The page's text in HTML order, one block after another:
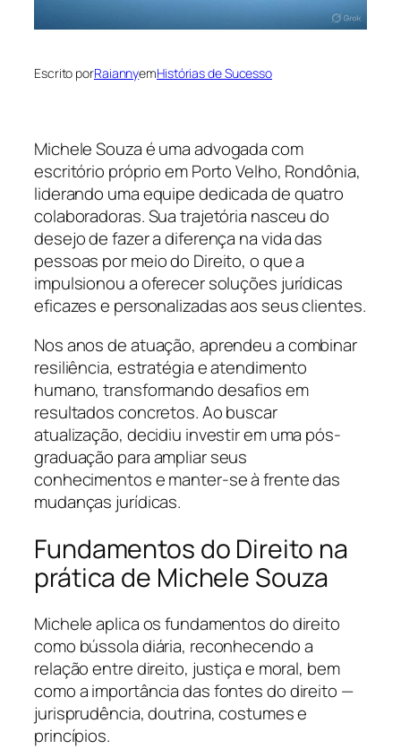
Escrito porRaiannyemHistórias de Sucesso
Michele Souza é uma advogada com
escritório próprio em Porto Velho, Rondônia,
liderando uma equipe dedicada de quatro
colaboradoras. Sua trajetória nasceu do
desejo de fazer a diferença na vida das
pessoas por meio do Direito, o que a
impulsionou a oferecer soluções jurídicas
eficazes e personalizadas aos seus clientes.
Nos anos de atuação, aprendeu a combinar
resiliência, estratégia e atendimento
humano, transformando desafios em
resultados concretos. Ao buscar
atualização, decidiu investir em uma pós-
graduação para ampliar seus
conhecimentos e manter-se à frente das
mudanças jurídicas.
Fundamentos do Direito na
prática de Michele Souza
Michele aplica os fundamentos do direito
como bússola diária, reconhecendo a
relação entre direito, justiça e moral, bem
como a importância das fontes do direito —
jurisprudência, doutrina, costumes e
princípios.